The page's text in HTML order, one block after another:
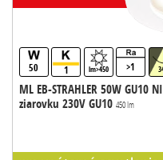
50 1 lm>450 >1
ML EB-STRAHLER 50W
ziarovku 230V GU10 450 lm